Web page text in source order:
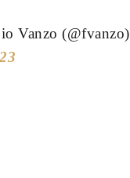
Vanzo (@fvanzo)